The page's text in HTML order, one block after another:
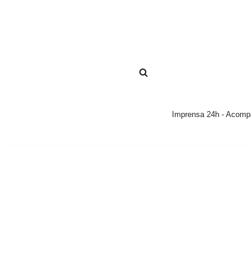
Imprensa 24h -